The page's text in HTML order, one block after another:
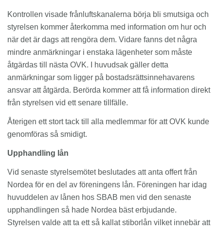
Kontrollen visade frånluftskanalerna börja bli smutsiga och
styrelsen kommer återkomma med information om hur och
när det är dags att rengöra dem. Vidare fanns det några
mindre anmärkningar i enstaka lägenheter som måste
åtgärdas till nästa OVK. I huvudsak gäller detta
anmärkningar som ligger på bostadsrättsinnehavarens
ansvar att åtgärda. Berörda kommer att få information direkt
från styrelsen vid ett senare tillfälle.
Återigen ett stort tack till alla medlemmar för att OVK kunde
genomföras så smidigt.
Upphandling lån
Vid senaste styrelsemötet beslutades att anta offert från
Nordea för en del av föreningens lån. Föreningen har idag
huvuddelen av lånen hos SBAB men vid den senaste
upphandlingen så hade Nordea bäst erbjudande.
Styrelsen valde att ta ett så kallat stiborlån vilket innebär att